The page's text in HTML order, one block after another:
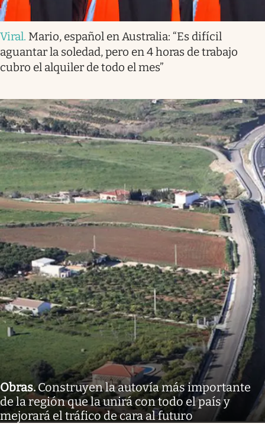
Viral. Mario, español en Australia: “Es difícil
aguantar la soledad, pero en 4 horas de trabajo
cubro el alquiler de todo el mes”
Obras.Construyen la autovía más importante
de la región que la unirá con todo el país y
mejorará el tráfico de cara al futuro